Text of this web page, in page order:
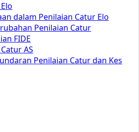
dalam Penilaian Catur Elo
Penilaian Catur
FIDE
AS
Penilaian Catur dan Kes